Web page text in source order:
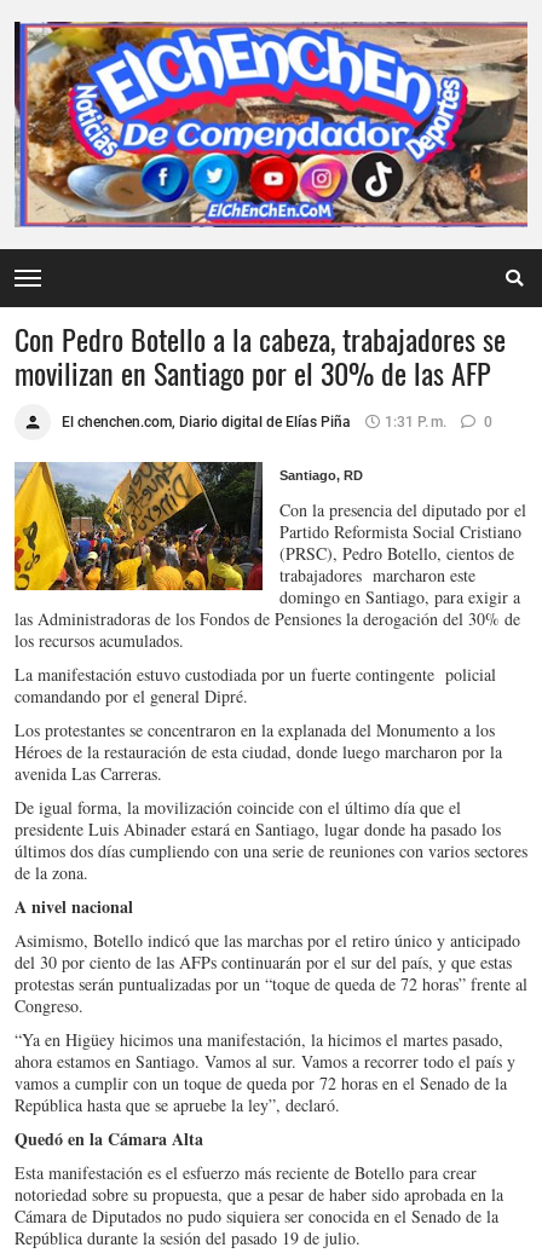
Con Pedro Botello a la cabeza, trabajadores se
movilizan en Santiago por el 30% de las AFP
El chenchen.com, Diario digital de Elías Piña 1:31 P. M. 0
Santiago, RD
Con la presencia del diputado por el
Partido Reformista Social Cristiano
(PRSC), Pedro Botello, cientos de
trabajadores marcharon este
domingo en Santiago, para exigir a
las Administradoras de los Fondos de Pensiones la derogación del 30% de
los recursos acumulados.
La manifestación estuvo custodiada por un fuerte contingente policial
comandando por el general Dipré.
Los protestantes se concentraron en la explanada del Monumento a los
Héroes de la restauración de esta ciudad, donde luego marcharon por la
avenida Las Carreras.
De igual forma, la movilización coincide con el último día que el
presidente Luis Abinader estará en Santiago, lugar donde ha pasado los
últimos dos días cumpliendo con una serie de reuniones con varios sectores
de la zona.
A nivel nacional
Asimismo, Botello indicó que las marchas por el retiro único y anticipado
del 30 por ciento de las AFPs continuarán por el sur del país, y que estas
protestas serán puntualizadas por un “toque de queda de 72 horas” frente al
Congreso.
“Ya en Higüey hicimos una manifestación, la hicimos el martes pasado,
ahora estamos en Santiago. Vamos al sur. Vamos a recorrer todo el país y
vamos a cumplir con un toque de queda por 72 horas en el Senado de la
República hasta que se apruebe la ley”, declaró.
Quedó en la Cámara Alta
Esta manifestación es el esfuerzo más reciente de Botello para crear
notoriedad sobre su propuesta, que a pesar de haber sido aprobada en la
Cámara de Diputados no pudo siquiera ser conocida en el Senado de la
República durante la sesión del pasado 19 de julio.